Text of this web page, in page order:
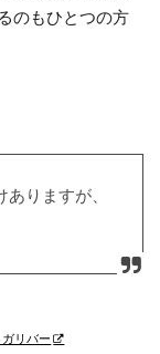
のもひとつの方
りますが、
リバー